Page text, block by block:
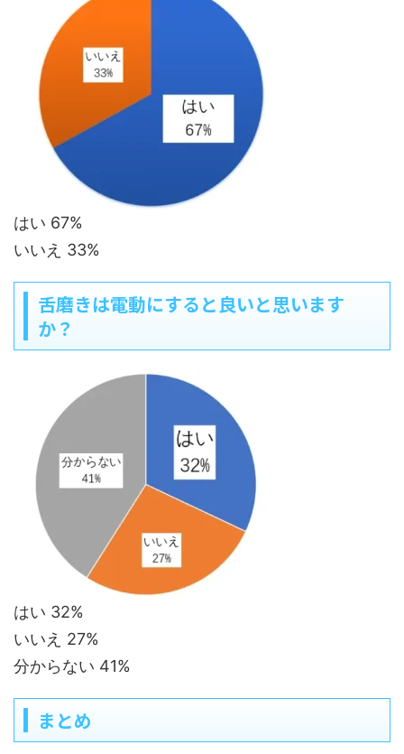
はい 67%
いいえ 33%
​舌磨きは電動にすると良いと思います
か？
はい 32%
いいえ 27%
分からない 41%
まとめ